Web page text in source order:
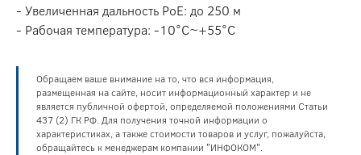
- Увеличенная дальность PoE: до 250 м
- Рабочая температура: -10°С~+55°С
Обращаем ваше внимание на то, что вся информация,
размещенная на сайте, носит информационный характер и не
является публичной офертой, определяемой положениями Статьи
437 (2) ГК РФ. Для получения точной информации о
характеристиках, а также стоимости товаров и услуг, пожалуйста,
обращайтесь к менеджерам компании "ИНФОКОМ".